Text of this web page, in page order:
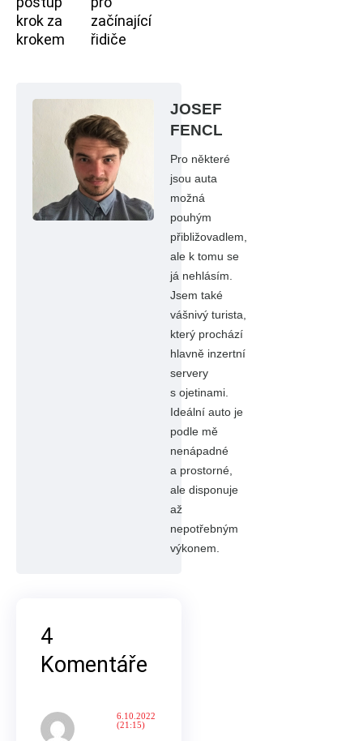
krok za
krokem
začínající
řidiče
JOSEF
FENCL
Pro některé
jsou auta
možná
pouhým
přibližovadlem,
ale k tomu se
já nehlásím.
Jsem také
vášnivý turista,
který prochází
hlavně inzertní
servery
s ojetinami.
Ideální auto je
podle mě
nenápadné
a prostorné,
ale disponuje
až
nepotřebným
výkonem.
4
Komentáře
6.10.2022
(21:15)